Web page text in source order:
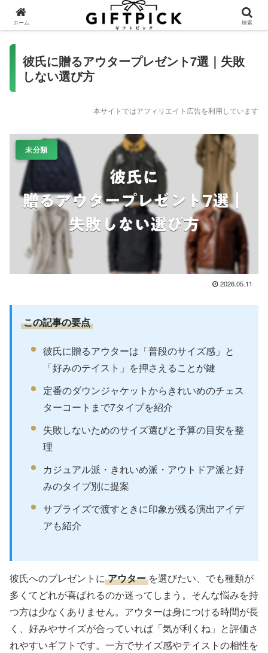
彼氏に贈るアウタープレゼント7選｜失敗
しない選び方
本サイトではアフィリエイト広告を利用しています
未分類
2026.05.11
この記事の要点
彼氏に贈るアウターは「普段のサイズ感」と
「好みのテイスト」を押さえることが鍵
定番のダウンジャケットからきれいめのチェス
ターコートまで7タイプを紹介
失敗しないためのサイズ選びと予算の目安を整
理
カジュアル派・きれいめ派・アウトドア派と好
みのタイプ別に提案
サプライズで渡すときに印象が残る演出アイデ
アも紹介
彼氏へのプレゼントに アウター を選びたい、でも種類が
多くてどれが喜ばれるのか迷ってしまう。そんな悩みを持
つ方は少なくありません。アウターは身につける時間が長
く、好みやサイズが合っていれば「気が利くね」と評価さ
れやすいギフトです。一方でサイズ感やテイストの相性を
ホーム 検索